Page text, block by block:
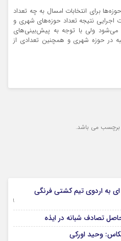
برای انتخابات امسال به چه تعداد
نتیجه تعداد حوزه‌های شهری و
می‌شود ولی با توجه به پیش‌بینی‌های
احتمال افزایش ۵ شعبه در حوزه شهری و همچنین تعدادی از
می باشد.
دعوت 8 ایذه ای به اردوی تیم کشتی فرنگی
09 جولای 2026